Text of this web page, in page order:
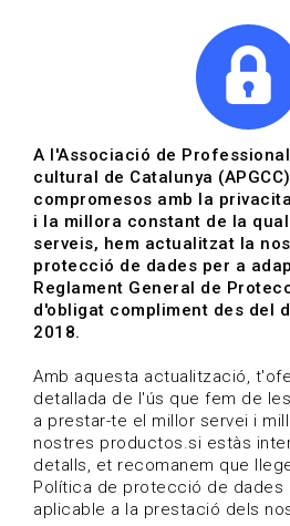
Actualitza't
Vols estar al dia?
HOME / BLOG
Estigues
Convocatòries, activitats i
cultura.
A l'Associació de
cultural de Catalunya
compromesos amb la
i la millora constant de la
serveis, hem actualitzat la
protecció de dades per a
Reglament General de
d'obligat compliment des del
2018.
Amb aquesta actualització,
detallada de l'ús que fem de
a prestar-te el millor servei i
nostres productos.si estàs
detalls, et recomanem que
Política de protecció de dades
aplicable a la prestació dels